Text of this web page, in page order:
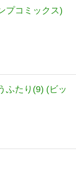
プコミックス)
ふたり(9) (ビッ